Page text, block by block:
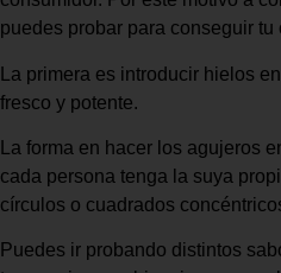
puedes probar para conseguir tu
La primera es introducir hielos
fresco y potente.
La forma en hacer los agujeros
cada persona tenga la suya
círculos o cuadrados
Puedes ir probando distintos